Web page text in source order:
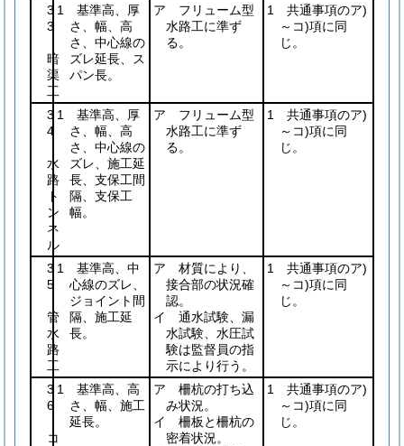
3
3
暗
渠
工
1 基準高、厚
さ、幅、高
さ、中心線の
ズレ延長、ス
パン長。
ア フリューム型
水路工に準ず
る。
1 共通事項のア)
～コ)項に同
じ。
3
4
水
路
ト
ン
ネ
ル
1 基準高、厚
さ、幅、高
さ、中心線の
ズレ、施工延
長、支保工間
隔、支保工
幅。
ア フリューム型
水路工に準ず
る。
1 共通事項のア)
～コ)項に同
じ。
3
5
管
水
路
工
1 基準高、中
心線のズレ、
ジョイント間
隔、施工延
長。
ア 材質により、
接合部の状況確
認。
イ 通水試験、漏
水試験、水圧試
験は監督員の指
示により行う。
1 共通事項のア)
～コ)項に同
じ。
3
6
コ
1 基準高、高
さ、幅、施工
延長。
ア 柵杭の打ち込
み状況。
イ 柵板と柵杭の
密着状況。
1 共通事項のア)
～コ)項に同
じ。